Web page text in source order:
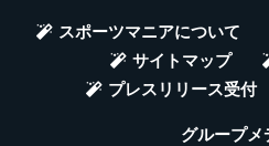
スポーツマニアについて
サイトマップ
プレスリリース受付
グループメ